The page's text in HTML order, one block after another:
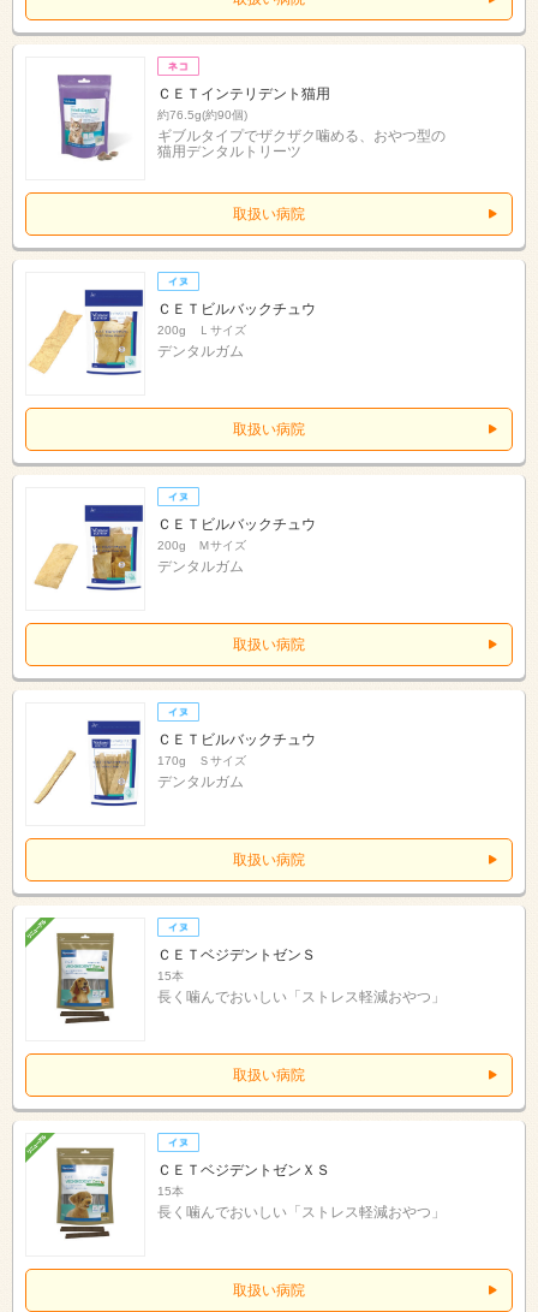
ＣＥＴインテリデント猫用
約76.5g(約90個)
ギブルタイプでザクザク噛める、おやつ型の
猫用デンタルトリーツ
取扱い病院
ＣＥＴビルバックチュウ
200g Ｌサイズ
デンタルガム
取扱い病院
ＣＥＴビルバックチュウ
200g Ｍサイズ
デンタルガム
取扱い病院
ＣＥＴビルバックチュウ
170g Ｓサイズ
デンタルガム
取扱い病院
ＣＥＴベジデントゼンＳ
15本
長く噛んでおいしい「ストレス軽減おやつ」
取扱い病院
ＣＥＴベジデントゼンＸＳ
15本
長く噛んでおいしい「ストレス軽減おやつ」
取扱い病院